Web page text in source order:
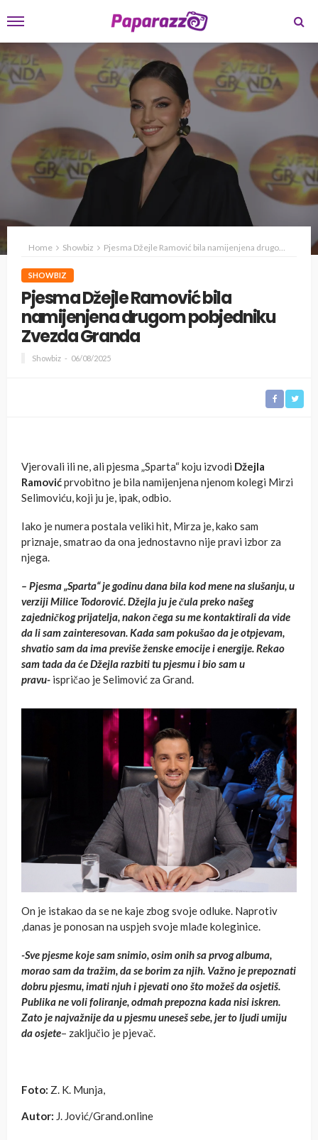
Home Showbiz Pjesma Džejle Ramović bila namijenjena drugom pobjedniku Zvezda Granda
SHOWBIZ
Pjesma Džejle Ramović bila
namijenjena drugom pobjedniku
Zvezda Granda
Showbiz 06/08/2025
Vjerovali ili ne, ali pjesma „Sparta“ koju izvodi Džejla
Ramovićprvobitno je bila namijenjena njenom kolegi Mirzi
Selimoviću, koji ju je, ipak, odbio.
Iako je numera postala veliki hit, Mirza je, kako sam
priznaje, smatrao da ona jednostavno nije pravi izbor za
njega.
– Pjesma „Sparta“ je godinu dana bila kod mene na slušanju, u
verziji Milice Todorović. Džejla ju je čula preko našeg
zajedničkog prijatelja, nakon čega su me kontaktirali da vide
da li sam zainteresovan. Kada sam pokušao da je otpjevam,
shvatio sam da ima previše ženske emocije i energije. Rekao
sam tada da će Džejla razbiti tu pjesmu i bio sam u
pravu- ispričao je Selimović za Grand.
On je istakao da se ne kaje zbog svoje odluke. Naprotiv
,danas je ponosan na uspjeh svoje mlađe koleginice.
-Sve pjesme koje sam snimio, osim onih sa prvog albuma,
morao sam da tražim, da se borim za njih. Važno je prepoznati
dobru pjesmu, imati njuh i pjevati ono što možeš da osjetiš.
Publika ne voli foliranje, odmah prepozna kada nisi iskren.
Zato je najvažnije da u pjesmu uneseš sebe, jer to ljudi umiju
da osjete– zaključio je pjevač.
Foto: Z. K. Munja,
Autor: J. Jović/Grand.online